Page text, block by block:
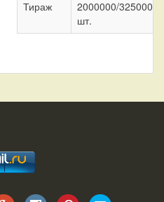
Тираж
2000000/325000
шт.